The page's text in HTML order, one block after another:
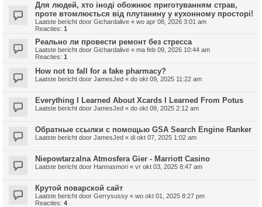
Для людей, хто іноді обожнює приготуванням страв,
проте втомлюється від плутанину у кухонному просторі!
Laatste bericht door Gichardalive « wo apr 08, 2026 3:01 am
Reacties: 1
Реально ли провести ремонт без стресса
Laatste bericht door Gichardalive « ma feb 09, 2026 10:44 am
Reacties: 1
How not to fall for a fake pharmacy?
Laatste bericht door JamesJed « do okt 09, 2025 11:22 am
Everything I Learned About Xcards I Learned From Potus
Laatste bericht door JamesJed « do okt 09, 2025 2:12 am
Обратные ссылки с помощью GSA Search Engine Ranker
Laatste bericht door JamesJed « di okt 07, 2025 1:02 am
Niepowtarzalna Atmosfera Gier - Marriott Casino
Laatste bericht door Hannasmori « vr okt 03, 2025 8:47 am
Крутой поварской сайт
Laatste bericht door Gerrysussy « wo okt 01, 2025 8:27 pm
Reacties: 4